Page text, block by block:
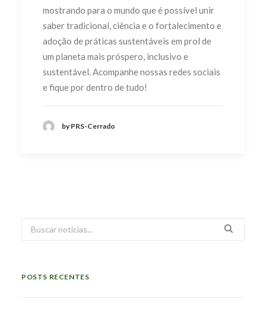
mostrando para o mundo que é possível unir
saber tradicional, ciência e o fortalecimento e
adoção de práticas sustentáveis em prol de
um planeta mais próspero, inclusivo e
sustentável. Acompanhe nossas redes sociais
e fique por dentro de tudo!
by PRS-Cerrado
POSTS RECENTES